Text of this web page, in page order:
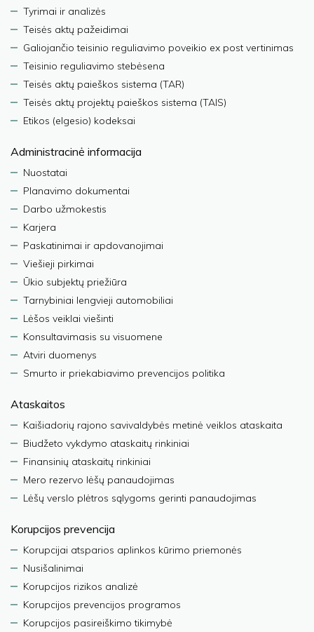
Tyrimai ir analizės
Teisės aktų pažeidimai
Galiojančio teisinio reguliavimo poveikio ex post vertinimas
Teisinio reguliavimo stebėsena
Teisės aktų paieškos sistema (TAR)
Teisės aktų projektų paieškos sistema (TAIS)
Etikos (elgesio) kodeksai
Administracinė informacija
Nuostatai
Planavimo dokumentai
Darbo užmokestis
Karjera
Paskatinimai ir apdovanojimai
Viešieji pirkimai
Ūkio subjektų priežiūra
Tarnybiniai lengvieji automobiliai
Lėšos veiklai viešinti
Konsultavimasis su visuomene
Atviri duomenys
Smurto ir priekabiavimo prevencijos politika
Ataskaitos
Kaišiadorių rajono savivaldybės metinė veiklos ataskaita
Biudžeto vykdymo ataskaitų rinkiniai
Finansinių ataskaitų rinkiniai
Mero rezervo lėšų panaudojimas
Lėšų verslo plėtros sąlygoms gerinti panaudojimas
Korupcijos prevencija
Korupcijai atsparios aplinkos kūrimo priemonės
Nusišalinimai
Korupcijos rizikos analizė
Korupcijos prevencijos programos
Korupcijos pasireiškimo tikimybė